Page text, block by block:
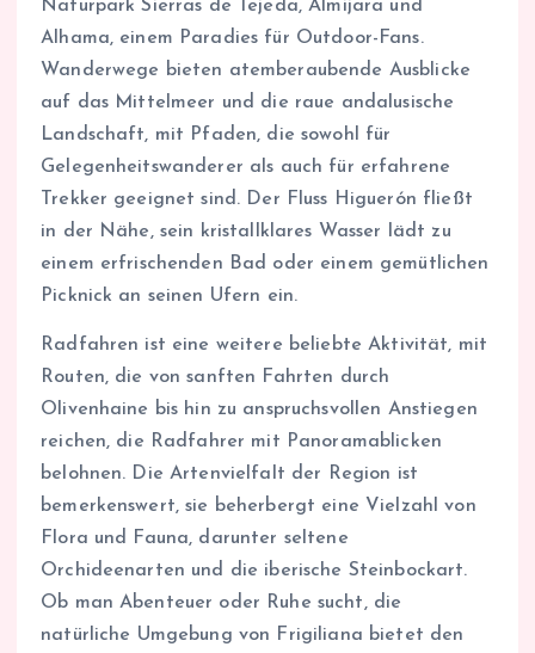
Naturpark Sierras de Tejeda, Almijara und
Alhama, einem Paradies für Outdoor-Fans.
Wanderwege bieten atemberaubende Ausblicke
auf das Mittelmeer und die raue andalusische
Landschaft, mit Pfaden, die sowohl für
Gelegenheitswanderer als auch für erfahrene
Trekker geeignet sind. Der Fluss Higuerón fließt
in der Nähe, sein kristallklares Wasser lädt zu
einem erfrischenden Bad oder einem gemütlichen
Picknick an seinen Ufern ein.
Radfahren ist eine weitere beliebte Aktivität, mit
Routen, die von sanften Fahrten durch
Olivenhaine bis hin zu anspruchsvollen Anstiegen
reichen, die Radfahrer mit Panoramablicken
belohnen. Die Artenvielfalt der Region ist
bemerkenswert, sie beherbergt eine Vielzahl von
Flora und Fauna, darunter seltene
Orchideenarten und die iberische Steinbockart.
Ob man Abenteuer oder Ruhe sucht, die
natürliche Umgebung von Frigiliana bietet den